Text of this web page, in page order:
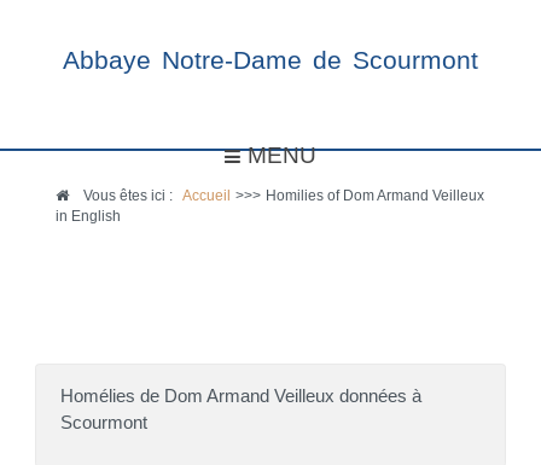
Abbaye Notre-Dame de Scourmont
MENU
Vous êtes ici :Accueil >>> Homilies of Dom Armand Veilleux
in English
Homélies de Dom Armand Veilleux données à
Scourmont